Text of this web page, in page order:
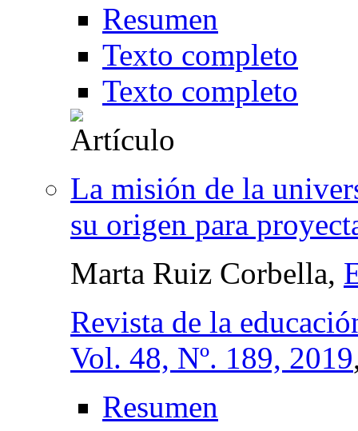
Resumen
Texto completo
Texto completo
La misión de la
su origen para
Marta Ruiz Corbella,
Revista de la
Vol. 48, Nº. 189, 2019
Resumen